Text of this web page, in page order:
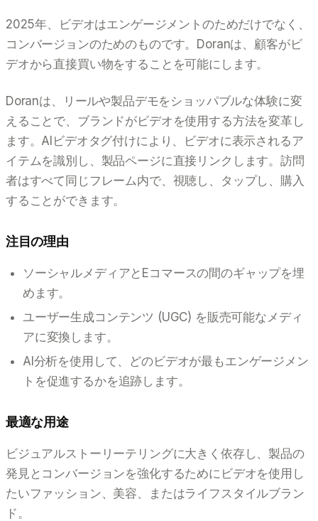
2025年、ビデオはエンゲージメントのためだけでなく、
コンバージョンのためのものです。Doranは、顧客がビ
デオから直接買い物をすることを可能にします。
Doranは、リールや製品デモをショッパブルな体験に変
えることで、ブランドがビデオを使用する方法を変革し
ます。AIビデオタグ付けにより、ビデオに表示されるア
イテムを識別し、製品ページに直接リンクします。訪問
者はすべて同じフレーム内で、視聴し、タップし、購入
することができます。
注目の理由
ソーシャルメディアとEコマースの間のギャップを埋
めます。
ユーザー生成コンテンツ (UGC) を販売可能なメディ
アに変換します。
AI分析を使用して、どのビデオが最もエンゲージメン
トを促進するかを追跡します。
最適な用途
ビジュアルストーリーテリングに大きく依存し、製品の
発見とコンバージョンを強化するためにビデオを使用し
たいファッション、美容、またはライフスタイルブラン
ド。